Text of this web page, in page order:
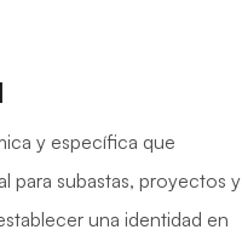
y específica que
para subastas, proyectos y
una identidad en